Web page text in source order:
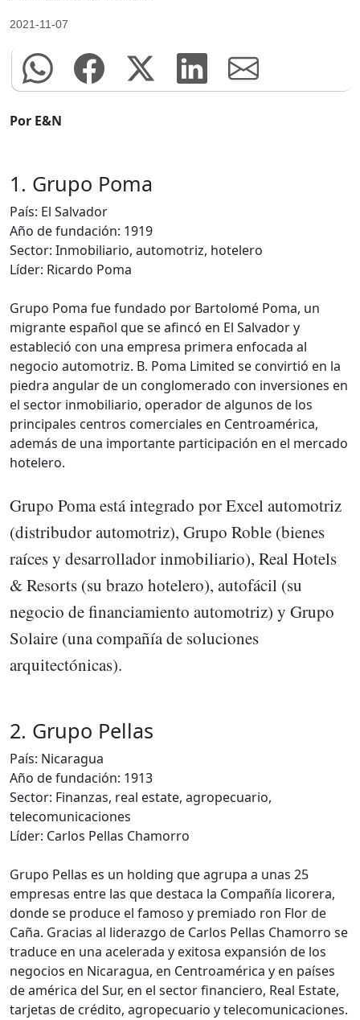
2021-11-07
Por E&N
1. Grupo Poma
País: El Salvador
Año de fundación: 1919
Sector: Inmobiliario, automotriz, hotelero
Líder: Ricardo Poma
Grupo Poma fue fundado por Bartolomé Poma, un
migrante español que se afincó en El Salvador y
estableció con una empresa primera enfocada al
negocio automotriz. B. Poma Limited se convirtió en la
piedra angular de un conglomerado con inversiones en
el sector inmobiliario, operador de algunos de los
principales centros comerciales en Centroamérica,
además de una importante participación en el mercado
hotelero.
Grupo Poma está integrado por Excel automotriz
(distribudor automotriz), Grupo Roble (bienes
raíces y desarrollador inmobiliario), Real Hotels
& Resorts (su brazo hotelero), autofácil (su
negocio de financiamiento automotriz) y Grupo
Solaire (una compañía de soluciones
arquitectónicas).
2. Grupo Pellas
País: Nicaragua
Año de fundación: 1913
Sector: Finanzas, real estate, agropecuario,
telecomunicaciones
Líder: Carlos Pellas Chamorro
Grupo Pellas es un holding que agrupa a unas 25
empresas entre las que destaca la Compañía licorera,
donde se produce el famoso y premiado ron Flor de
Caña. Gracias al liderazgo de Carlos Pellas Chamorro se
traduce en una acelerada y exitosa expansión de los
negocios en Nicaragua, en Centroamérica y en países
de américa del Sur, en el sector financiero, Real Estate,
tarjetas de crédito, agropecuario y telecomunicaciones.